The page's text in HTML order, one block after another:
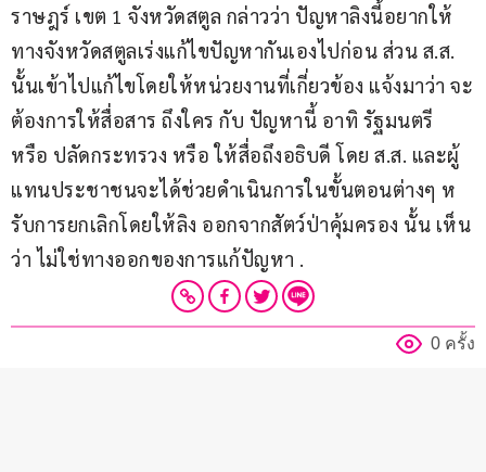
ราษฎร์ เขต 1 จังหวัดสตูล กล่าวว่า ปัญหาลิงนี้อยากให้
ทางจังหวัดสตูลเร่งแก้ไขปัญหากันเองไปก่อน ส่วน ส.ส.
นั้นเข้าไปแก้ไขโดยให้หน่วยงานที่เกี่ยวข้อง แจ้งมาว่า จะ
ต้องการให้สื่อสาร ถึงใคร กับ ปัญหานี้ อาทิ รัฐมนตรี
หรือ ปลัดกระทรวง หรือ ให้สื่อถึงอธิบดี โดย ส.ส. และผู้
แทนประชาชนจะได้ช่วยดำเนินการในขั้นตอนต่างๆ ห
รับการยกเลิกโดยให้ลิง ออกจากสัตว์ป่าคุ้มครอง นั้น เห็น
ว่า ไม่ใช่ทางออกของการแก้ปัญหา .
0 ครั้ง